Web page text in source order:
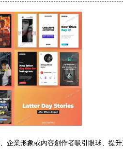
業形象或內容創作者吸引眼球、提